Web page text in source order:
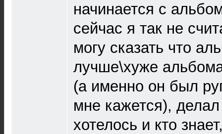
начинается с
сейчас я так не
могу сказать что
лучше\хуже
(а именно он был
мне кажется),
хотелось и кто